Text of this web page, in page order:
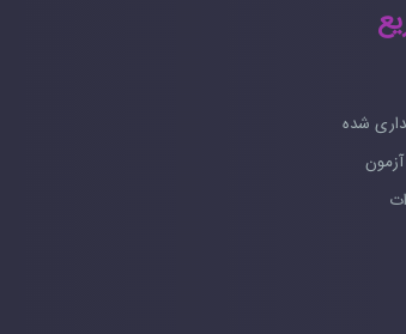
شده